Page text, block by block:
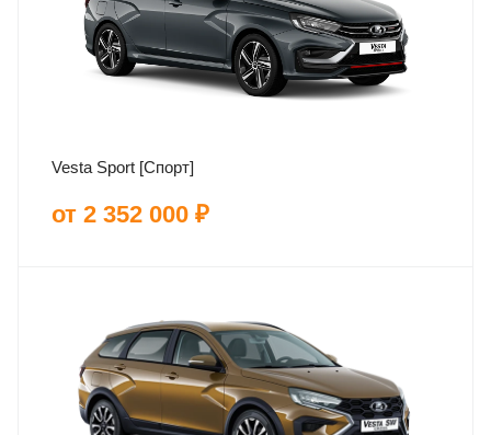
Vesta Sport [Спорт]
от 2 352 000 ₽